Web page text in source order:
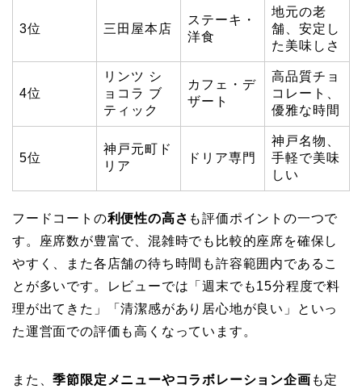
3位 三田屋本店
ステーキ・
洋食
地元の老
舗、安定し
た美味しさ
4位
リンツ シ
ョコラ ブ
ティック
カフェ・デ
ザート
高品質チョ
コレート、
優雅な時間
5位
神戸元町ド
リア
ドリア専門
神戸名物、
手軽で美味
しい
フードコートの利便性の高さ も評価ポイントの一つで
す。座席数が豊富で、混雑時でも比較的座席を確保し
やすく、また各店舗の待ち時間も許容範囲内であるこ
とが多いです。レビューでは「週末でも15分程度で料
理が出てきた」「清潔感があり居心地が良い」といっ
た運営面での評価も高くなっています。
また、季節限定メニューやコラボレーション企画 も定